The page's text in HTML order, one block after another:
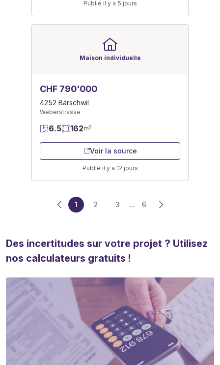
Publié il y a 5 jours
Maison individuelle
CHF 790'000
4252 Bärschwil
Weberstrasse
6.5 162m2
Voir la source
Publié il y a 12 jours
1 2 3 ... 6
Des incertitudes sur votre projet ? Utilisez
nos calculateurs gratuits !